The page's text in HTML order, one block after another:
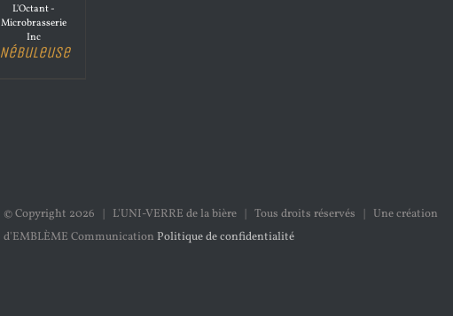
L'Octant -
Microbrasserie
Inc
Nébuleuse
© Copyright 2026 | L'UNI-VERRE de la bière | Tous droits réservés | Une création
d'EMBLÈME Communication Politique de confidentialité